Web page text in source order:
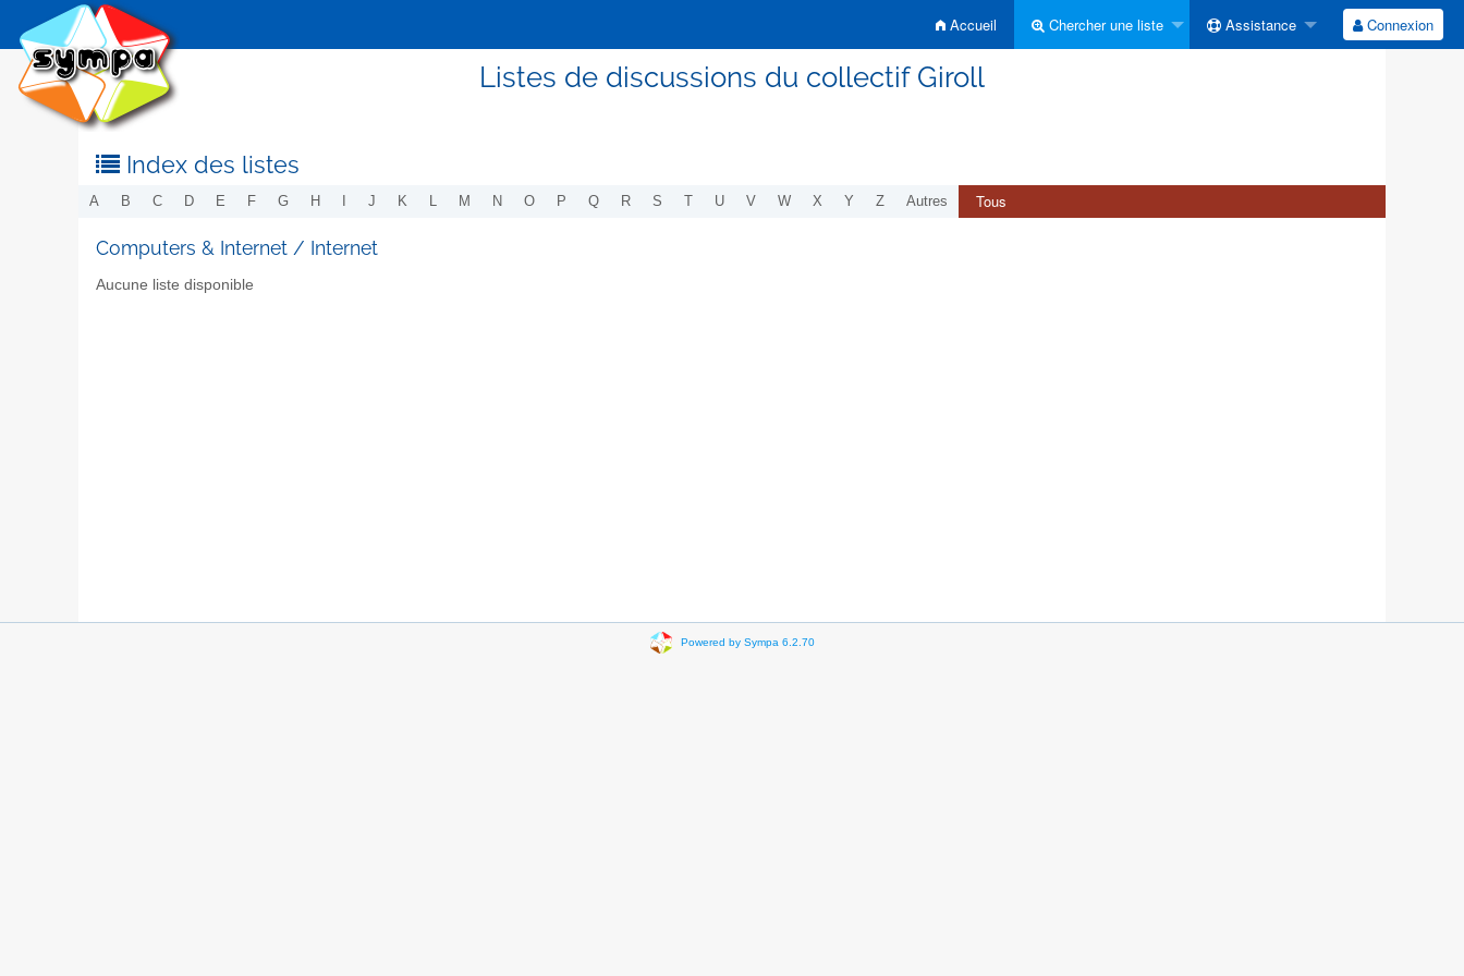
Accueil Chercher une liste Assistance Connexion
Listes de discussions du collectif Giroll
Index des listes
A B C D E F G H J K L M N O P Q R S T U V W X Y Z Autres Tous
Computers & Internet / Internet
Aucune liste disponible
Powered by Sympa 6.2.70